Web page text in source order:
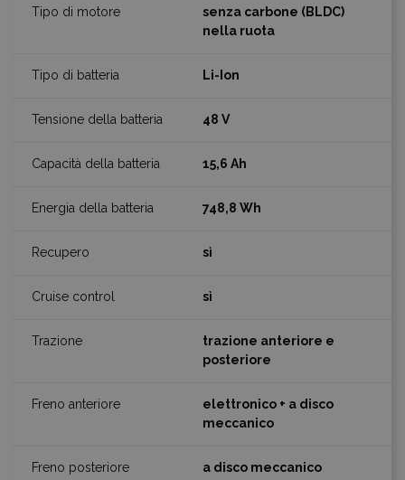
senza carbone (BLDC)
nella ruota
Li-Ion
48 V
15,6 Ah
748,8 Wh
sì
sì
trazione anteriore e
posteriore
elettronico + a disco
meccanico
a disco meccanico